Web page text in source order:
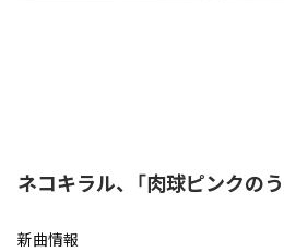
ネコキラル、「肉球ピンクの
新曲情報